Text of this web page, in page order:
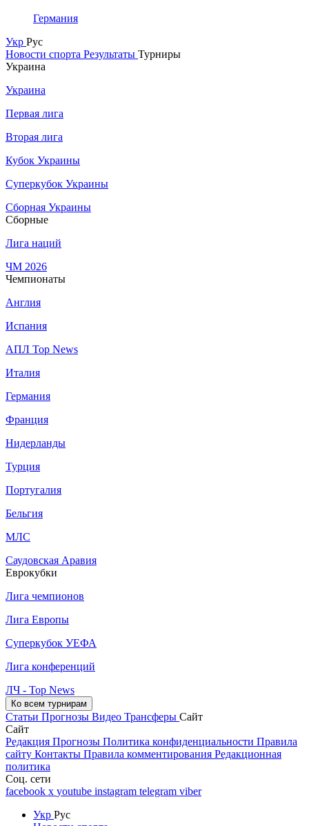
Германия
Укр Рус
Новости спорта Результаты Турниры
Украина
Украина
Первая лига
Вторая лига
Кубок Украины
Суперкубок Украины
Сборная Украины
Сборные
Лига наций
ЧМ 2026
Чемпионаты
Англия
Испания
АПЛ Top News
Италия
Германия
Франция
Нидерланды
Турция
Португалия
Бельгия
МЛС
Саудовская Аравия
Еврокубки
Лига чемпионов
Лига Европы
Суперкубок УЕФА
Лига конференций
ЛЧ - Top News
Ко всем турнирам
Статьи Прогнозы Видео Трансферы Сайт
Сайт
Редакция Прогнозы Политика конфиденциальности Правила
сайту Контакты Правила комментирования Редакционная
политика
Соц. сети
facebook x youtube instagram telegram viber
Укр Рус